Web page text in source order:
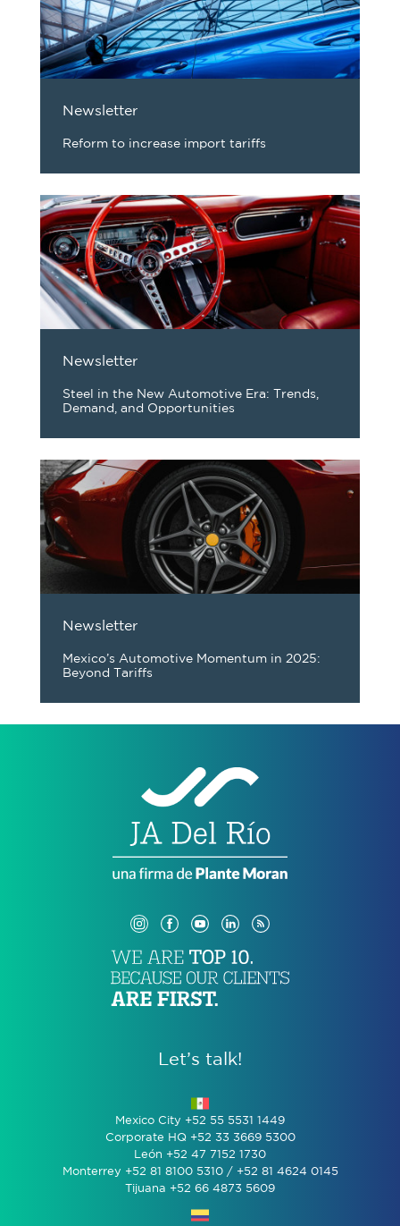
Newsletter
Reform to increase import tariffs
Newsletter
Steel in the New Automotive Era: Trends,
Demand, and Opportunities
Newsletter
Mexico’s Automotive Momentum in 2025:
Beyond Tariffs
Let’s talk!
Mexico City +52 55 5531 1449
Corporate HQ +52 33 3669 5300
León +52 47 7152 1730
Monterrey +52 81 8100 5310 / +52 81 4624 0145
Tijuana +52 66 4873 5609